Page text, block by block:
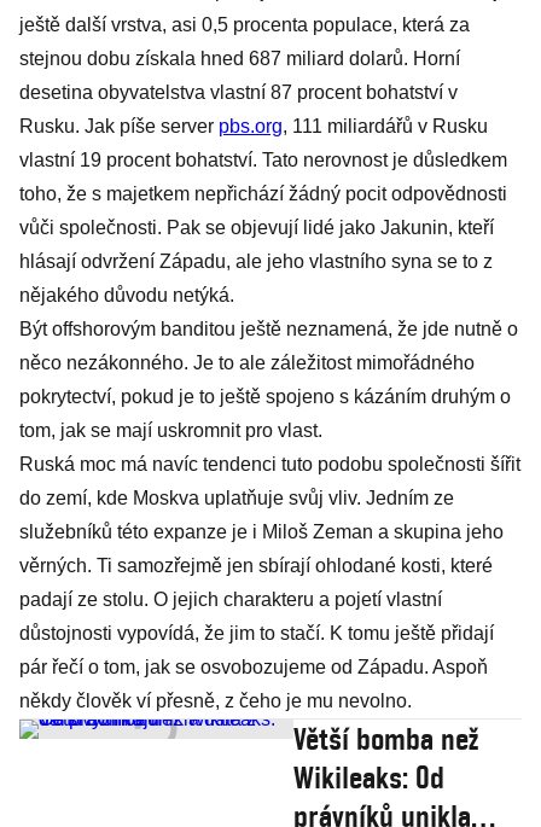
jej vítá
ještě další vrstva, asi 0,5 procenta populace, která za
stejnou dobu získala hned 687 miliard dolarů. Horní
desetina obyvatelstva vlastní 87 procent bohatství v
Rusku. Jak píše server pbs.org, 111 miliardářů v Rusku
vlastní 19 procent bohatství. Tato nerovnost je důsledkem
toho, že s majetkem nepřichází žádný pocit odpovědnosti
vůči společnosti. Pak se objevují lidé jako Jakunin, kteří
hlásají odvržení Západu, ale jeho vlastního syna se to z
nějakého důvodu netýká.
Být offshorovým banditou ještě neznamená, že jde nutně o
něco nezákonného. Je to ale záležitost mimořádného
pokrytectví, pokud je to ještě spojeno s kázáním druhým o
tom, jak se mají uskromnit pro vlast.
Ruská moc má navíc tendenci tuto podobu společnosti šířit
do zemí, kde Moskva uplatňuje svůj vliv. Jedním ze
služebníků této expanze je i Miloš Zeman a skupina jeho
věrných. Ti samozřejmě jen sbírají ohlodané kosti, které
padají ze stolu. O jejich charakteru a pojetí vlastní
důstojnosti vypovídá, že jim to stačí. K tomu ještě přidají
pár řečí o tom, jak se osvobozujeme od Západu. Aspoň
někdy člověk ví přesně, z čeho je mu nevolno.
Větší bomba než
Wikileaks: Od
právníků unikla